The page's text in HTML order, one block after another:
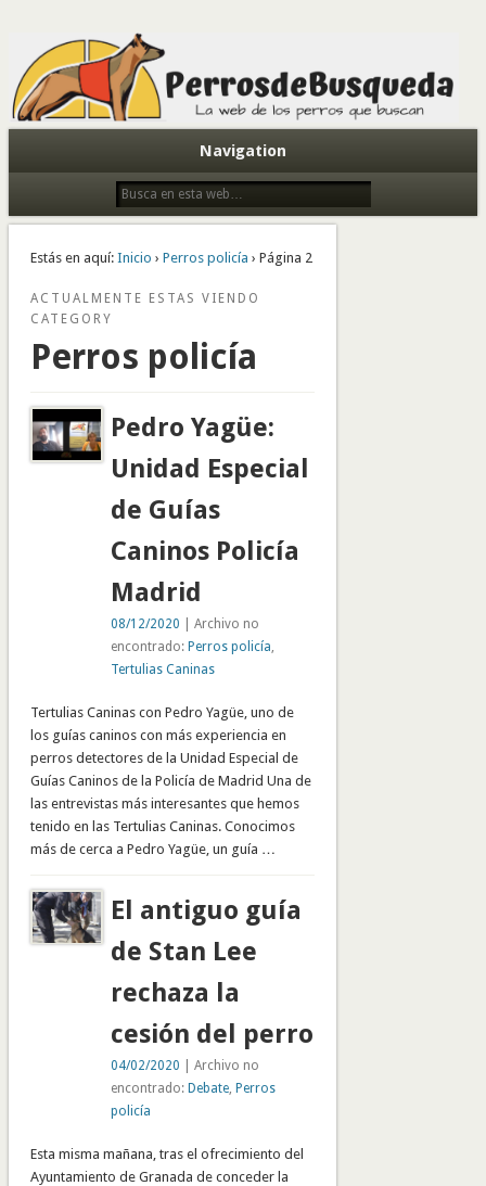
Todo sobre perros de búsqueda y detectores
Navigation
Estás en aquí: Inicio › Perros policía › Página 2
ACTUALMENTE ESTAS VIENDO
CATEGORY
Perros policía
Pedro Yagüe:
Unidad Especial
de Guías
Caninos Policía
Madrid
08/12/2020 | Archivo no
encontrado: Perros policía,
Tertulias Caninas
Tertulias Caninas con Pedro Yagüe, uno de
los guías caninos con más experiencia en
perros detectores de la Unidad Especial de
Guías Caninos de la Policía de Madrid Una de
las entrevistas más interesantes que hemos
tenido en las Tertulias Caninas. Conocimos
más de cerca a Pedro Yagüe, un guía …
El antiguo guía
de Stan Lee
rechaza la
cesión del perro
04/02/2020 | Archivo no
encontrado: Debate, Perros
policía
Esta misma mañana, tras el ofrecimiento del
Ayuntamiento de Granada de conceder la